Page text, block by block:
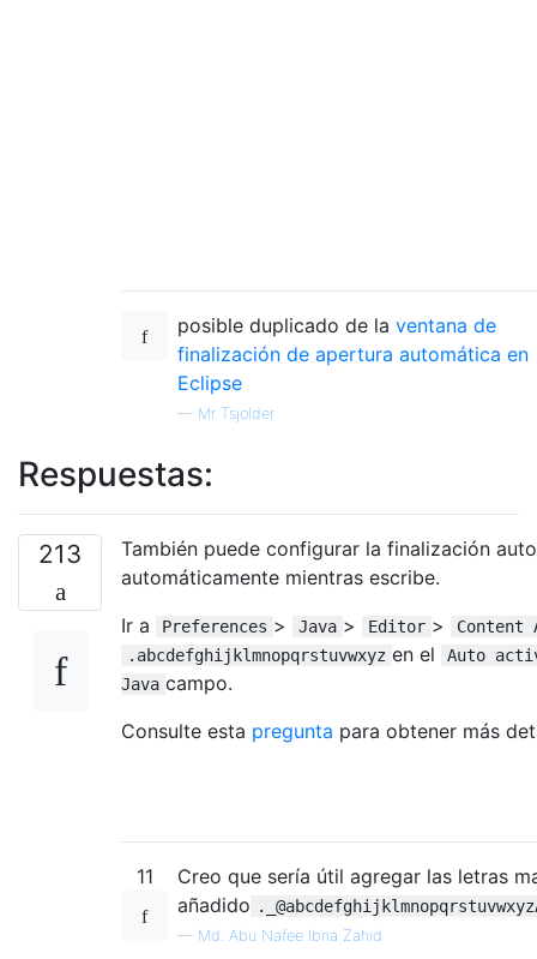
posible duplicado de la ventana de
finalización de apertura automática en
Eclipse
— Mr Tsjolder
Respuestas:
213
También puede configurar la finalización
automáticamente mientras escribe.
Ir a
Preferences > Java > Editor >
Content
.abcdefghijklmnopqrstuvwxyz en el
Auto
Java campo.
Consulte esta pregunta para obtener más
11
Creo que sería útil agregar las letras
añadido
— Md. Abu Nafee Ibna Zahid